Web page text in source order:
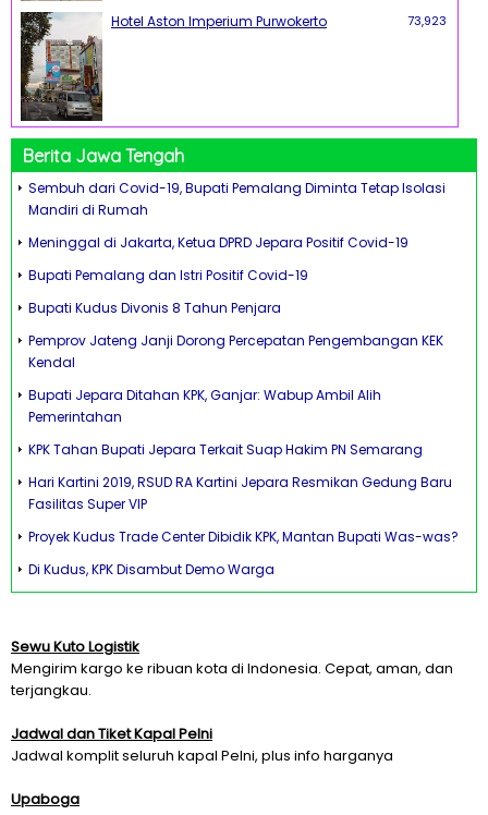
Hotel Aston Imperium Purwokerto 73,923
Berita Jawa Tengah
Sembuh dari Covid-19, Bupati Pemalang Diminta Tetap Isolasi
Mandiri di Rumah
Meninggal di Jakarta, Ketua DPRD Jepara Positif Covid-19
Bupati Pemalang dan Istri Positif Covid-19
Bupati Kudus Divonis 8 Tahun Penjara
Pemprov Jateng Janji Dorong Percepatan Pengembangan KEK
Kendal
Bupati Jepara Ditahan KPK, Ganjar: Wabup Ambil Alih
Pemerintahan
KPK Tahan Bupati Jepara Terkait Suap Hakim PN Semarang
Hari Kartini 2019, RSUD RA Kartini Jepara Resmikan Gedung Baru
Fasilitas Super VIP
Proyek Kudus Trade Center Dibidik KPK, Mantan Bupati Was-was?
Di Kudus, KPK Disambut Demo Warga
Sewu Kuto Logistik
Mengirim kargo ke ribuan kota di Indonesia. Cepat, aman, dan
terjangkau.
Jadwal dan Tiket Kapal Pelni
Jadwal komplit seluruh kapal Pelni, plus info harganya
Upaboga